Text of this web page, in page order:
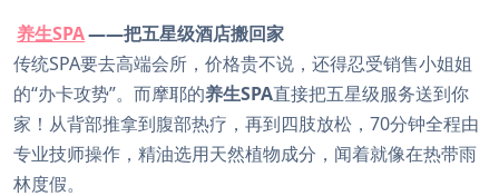
养生SPA——把五星级酒店搬回家
传统SPA要去高端会所，价格贵不说，还得忍受销售小姐姐
的“办卡攻势”。而摩耶的养生SPA直接把五星级服务送到你
家！从背部推拿到腹部热疗，再到四肢放松，70分钟全程由
专业技师操作，精油选用天然植物成分，闻着就像在热带雨
林度假。